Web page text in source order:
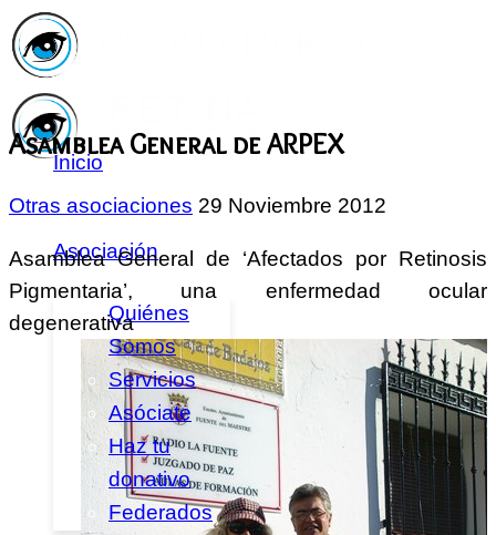
Inicio
Asociación
Quiénes
Somos
Servicios
Asóciate
Haz tu
donativo
Federados
Asamblea General de ARPEX
Otras asociaciones 29 Noviembre 2012
Asamblea General de ‘Afectados por Retinosis
Pigmentaria’, una enfermedad ocular
degenerativa